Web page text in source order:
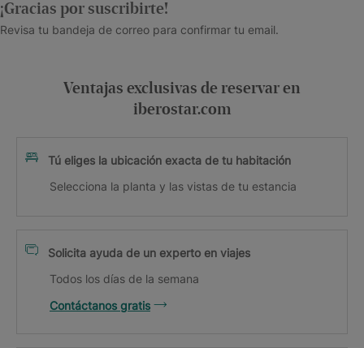
¡Gracias por suscribirte!
Revisa tu bandeja de correo para confirmar tu email.
Ventajas exclusivas de reservar en
iberostar.com
Tú eliges la ubicación exacta de tu habitación
Selecciona la planta y las vistas de tu estancia
Solicita ayuda de un experto en viajes
Todos los días de la semana
Contáctanos gratis